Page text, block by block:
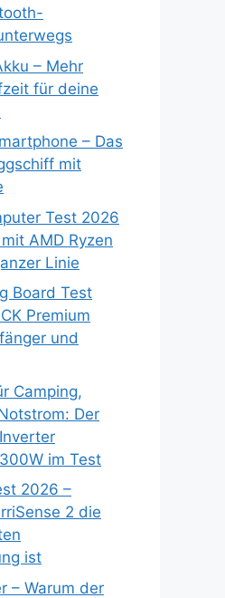
– Mehr
für deine
– Das
mit
Test 2026
AMD Ryzen
Linie
Board Test
Premium
und
Camping,
Der
im Test
2026 –
2 die
ist
– Warum der